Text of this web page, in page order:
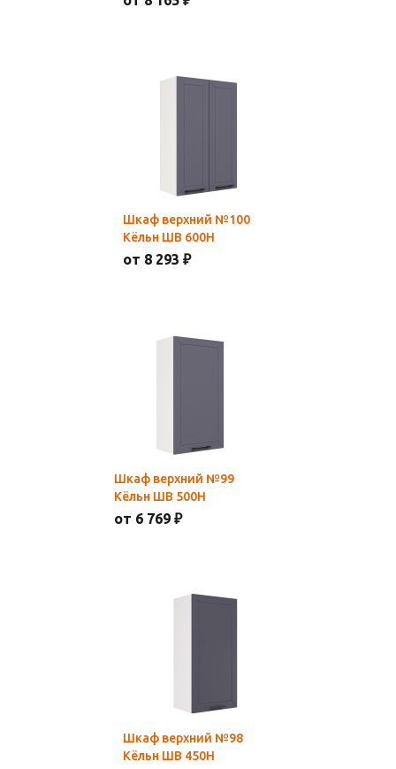
Шкаф верхний №100
Кёльн ШВ 600Н
от 8 293 ₽
Шкаф верхний №99
Кёльн ШВ 500Н
от 6 769 ₽
Шкаф верхний №98
Кёльн ШВ 450Н